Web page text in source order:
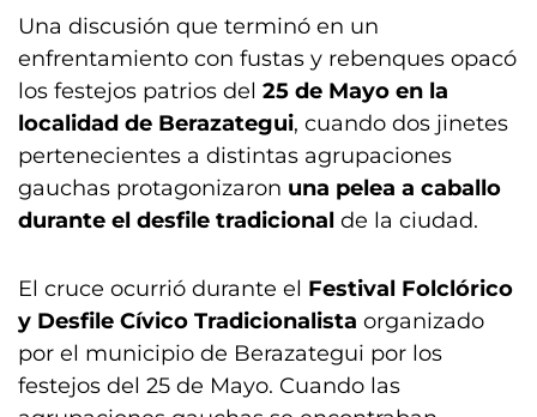
Una discusión que terminó en un
enfrentamiento con fustas y rebenques opacó
los festejos patrios del 25 de Mayo en la
localidad de Berazategui, cuando dos jinetes
pertenecientes a distintas agrupaciones
gauchas protagonizaron una pelea a caballo
durante el desfile tradicional de la ciudad.
El cruce ocurrió durante el Festival Folclórico
y Desfile Cívico Tradicionalista organizado
por el municipio de Berazategui por los
festejos del 25 de Mayo. Cuando las